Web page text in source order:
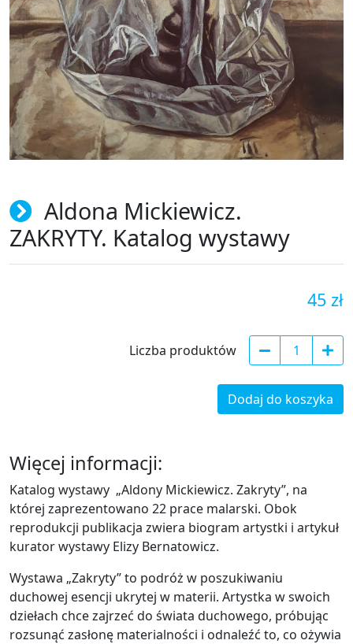
Aldona Mickiewicz.
ZAKRYTY. Katalog wystawy
45 zł
Liczba produktów
Dodaj do koszyka
Więcej informacji:
Katalog wystawy „Aldony Mickiewicz. Zakryty”, na
której zaprezentowano 22 prace malarski. Obok
reprodukcji publikacja zwiera biogram artystki i artykuł
kurator wystawy Elizy Bernatowicz.
Wystawa „Zakryty” to podróż w poszukiwaniu
duchowej esencji ukrytej w materii. Artystka w swoich
dziełach chce zajrzeć do świata duchowego, próbując
rozsunąć zasłonę materialności i odnaleźć to, co ożywia